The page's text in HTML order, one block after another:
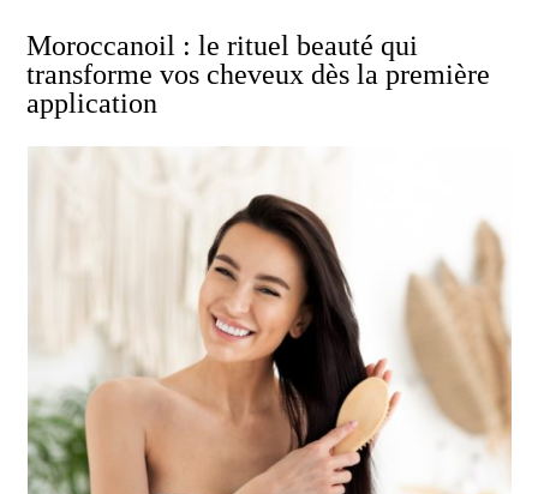
Moroccanoil : le rituel beauté qui
transforme vos cheveux dès la première
application